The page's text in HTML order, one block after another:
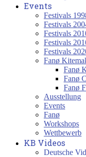
Events
Festivals
Festivals
Festivals
Festivals
Festivals
Fanø
Fanø
Fanø
Fanø
Ausstellung
Events
Fanø
Workshops
Wettbewerb
KB Videos
Deutsche